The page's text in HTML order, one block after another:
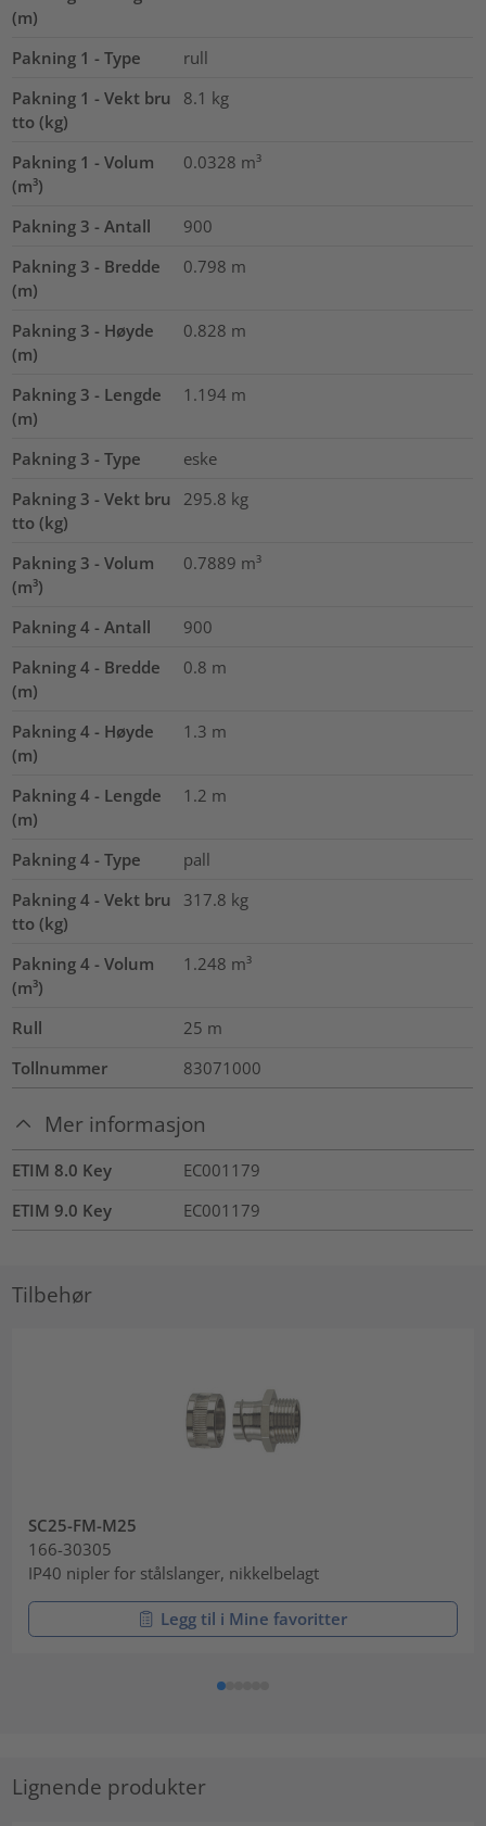
(m)
Pakning 1 - Type
rull
Pakning 1 - Vekt bru
tto (kg)
8.1 kg
Pakning 1 - Volum
(m³)
0.0328 m³
Pakning 3 - Antall
900
Pakning 3 - Bredde
(m)
0.798 m
Pakning 3 - Høyde
(m)
0.828 m
Pakning 3 - Lengde
(m)
1.194 m
Pakning 3 - Type
eske
Pakning 3 - Vekt bru
tto (kg)
295.8 kg
Pakning 3 - Volum
(m³)
0.7889 m³
Pakning 4 - Antall
900
Pakning 4 - Bredde
(m)
0.8 m
Pakning 4 - Høyde
(m)
1.3 m
Pakning 4 - Lengde
(m)
1.2 m
Pakning 4 - Type
pall
Pakning 4 - Vekt bru
tto (kg)
317.8 kg
Pakning 4 - Volum
(m³)
1.248 m³
Rull 25 m
Tollnummer
83071000
Mer informasjon
ETIM 8.0 Key
EC001179
ETIM 9.0 Key
EC001179
Tilbehør
SC25-FM-M25
166-30305
IP40 nipler for stålslanger, nikkelbelagt
Legg til i Mine favoritter
Lignende produkter